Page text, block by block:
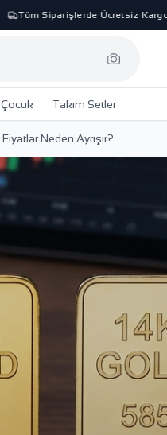
Siparişlerde Ücretsiz Kargo✦
Çocuk Takım Setler
Neden Ayrışır?